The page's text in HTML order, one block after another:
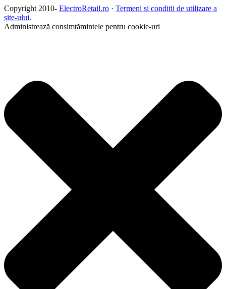
Copyright 2010- ElectroRetail.ro · Termeni si conditii de utilizare a
site-ului.
Administrează consimțămintele pentru cookie-uri